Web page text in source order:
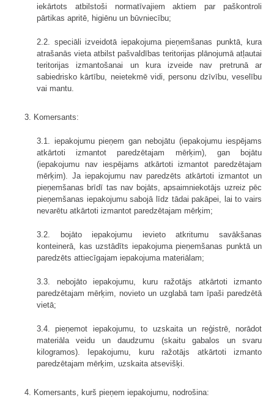
iekārtots atbilstoši normatīvajiem aktiem par paškontroli
pārtikas apritē, higiēnu un būvniecību;
2.2. speciāli izveidotā iepakojuma pieņemšanas punktā, kura
atrašanās vieta atbilst pašvaldības teritorijas plānojumā atļautai
teritorijas izmantošanai un kura izveide nav pretrunā ar
sabiedrisko kārtību, neietekmē vidi, personu dzīvību, veselību
vai mantu.
3. Komersants:
3.1. iepakojumu pieņem gan nebojātu (iepakojumu iespējams
atkārtoti izmantot paredzētajam mērķim), gan bojātu
(iepakojumu nav iespējams atkārtoti izmantot paredzētajam
mērķim). Ja iepakojumu nav paredzēts atkārtoti izmantot un
pieņemšanas brīdī tas nav bojāts, apsaimniekotājs uzreiz pēc
pieņemšanas iepakojumu sabojā līdz tādai pakāpei, lai to vairs
nevarētu atkārtoti izmantot paredzētajam mērķim;
3.2. bojāto iepakojumu ievieto atkritumu savākšanas
konteinerā, kas uzstādīts iepakojuma pieņemšanas punktā un
paredzēts attiecīgajam iepakojuma materiālam;
3.3. nebojāto iepakojumu, kuru ražotājs atkārtoti izmanto
paredzētajam mērķim, novieto un uzglabā tam īpaši paredzētā
vietā;
3.4. pieņemot iepakojumu, to uzskaita un reģistrē, norādot
materiāla veidu un daudzumu (skaitu gabalos un svaru
kilogramos). Iepakojumu, kuru ražotājs atkārtoti izmanto
paredzētajam mērķim, uzskaita atsevišķi.
4. Komersants, kurš pieņem iepakojumu, nodrošina: